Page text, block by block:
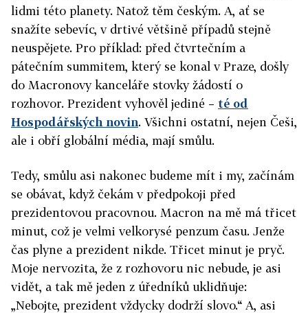
lidmi této planety. Natož těm českým. A, ať se
snažíte sebevíc, v drtivé většině případů stejně
neuspějete. Pro příklad: před čtvrtečním a
pátečním summitem, který se konal v Praze, došly
do Macronovy kanceláře stovky žádostí o
rozhovor. Prezident vyhověl jediné – té od
Hospodářských novin. Všichni ostatní, nejen Češi,
ale i obří globální média, mají smůlu.
Tedy, smůlu asi nakonec budeme mít i my, začínám
se obávat, když čekám v předpokoji před
prezidentovou pracovnou. Macron na mě má třicet
minut, což je velmi velkorysé penzum času. Jenže
čas plyne a prezident nikde. Třicet minut je pryč.
Moje nervozita, že z rozhovoru nic nebude, je asi
vidět, a tak mě jeden z úředníků uklidňuje:
„Nebojte, prezident vždycky dodrží slovo.“ A, asi